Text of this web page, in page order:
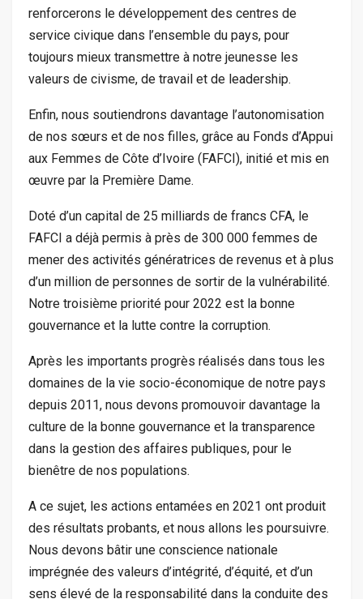
renforcerons le développement des centres de
service civique dans l’ensemble du pays, pour
toujours mieux transmettre à notre jeunesse les
valeurs de civisme, de travail et de leadership.
Enfin, nous soutiendrons davantage l’autonomisation
de nos sœurs et de nos filles, grâce au Fonds d’Appui
aux Femmes de Côte d’Ivoire (FAFCI), initié et mis en
œuvre par la Première Dame.
Doté d’un capital de 25 milliards de francs CFA, le
FAFCI a déjà permis à près de 300 000 femmes de
mener des activités génératrices de revenus et à plus
d’un million de personnes de sortir de la vulnérabilité.
Notre troisième priorité pour 2022 est la bonne
gouvernance et la lutte contre la corruption.
Après les importants progrès réalisés dans tous les
domaines de la vie socio-économique de notre pays
depuis 2011, nous devons promouvoir davantage la
culture de la bonne gouvernance et la transparence
dans la gestion des affaires publiques, pour le
bienêtre de nos populations.
A ce sujet, les actions entamées en 2021 ont produit
des résultats probants, et nous allons les poursuivre.
Nous devons bâtir une conscience nationale
imprégnée des valeurs d’intégrité, d’équité, et d’un
sens élevé de la responsabilité dans la conduite des